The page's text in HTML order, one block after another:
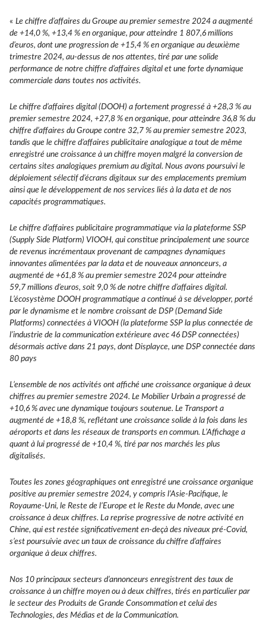
« Le chiffre d’affaires du Groupe au premier semestre 2024 a augmenté
de +14,0 %, +13,4 % en organique, pour atteindre 1 807,6 millions
d’euros, dont une progression de +15,4 % en organique au deuxième
trimestre 2024, au-dessus de nos attentes, tiré par une solide
performance de notre chiffre d’affaires digital et une forte dynamique
commerciale dans toutes nos activités.
Le chiffre d’affaires digital (DOOH) a fortement progressé à +28,3 % au
premier semestre 2024, +27,8 % en organique, pour atteindre 36,8 % du
chiffre d’affaires du Groupe contre 32,7 % au premier semestre 2023,
tandis que le chiffre d’affaires publicitaire analogique a tout de même
enregistré une croissance à un chiffre moyen malgré la conversion de
certains sites analogiques premium au digital. Nous avons poursuivi le
déploiement sélectif d’écrans digitaux sur des emplacements premium
ainsi que le développement de nos services liés à la data et de nos
capacités programmatiques.
Le chiffre d’affaires publicitaire programmatique via la plateforme SSP
(Supply Side Platform) VIOOH, qui constitue principalement une source
de revenus incrémentaux provenant de campagnes dynamiques
innovantes alimentées par la data et de nouveaux annonceurs, a
augmenté de +61,8 % au premier semestre 2024 pour atteindre
59,7 millions d’euros, soit 9,0 % de notre chiffre d’affaires digital.
L’écosystème DOOH programmatique a continué à se développer, porté
par le dynamisme et le nombre croissant de DSP (Demand Side
Platforms) connectées à VIOOH (la plateforme SSP la plus connectée de
l’industrie de la communication extérieure avec 46 DSP connectées)
désormais active dans 21 pays, dont Displayce, une DSP connectée dans
80 pays
L’ensemble de nos activités ont affiché une croissance organique à deux
chiffres au premier semestre 2024. Le Mobilier Urbain a progressé de
+10,6 % avec une dynamique toujours soutenue. Le Transport a
augmenté de +18,8 %, reflétant une croissance solide à la fois dans les
aéroports et dans les réseaux de transports en commun. L’Affichage a
quant à lui progressé de +10,4 %, tiré par nos marchés les plus
digitalisés.
Toutes les zones géographiques ont enregistré une croissance organique
positive au premier semestre 2024, y compris l’Asie-Pacifique, le
Royaume-Uni, le Reste de l’Europe et le Reste du Monde, avec une
croissance à deux chiffres. La reprise progressive de notre activité en
Chine, qui est restée significativement en-deçà des niveaux pré-Covid,
s’est poursuivie avec un taux de croissance du chiffre d’affaires
organique à deux chiffres.
Nos 10 principaux secteurs d’annonceurs enregistrent des taux de
croissance à un chiffre moyen ou à deux chiffres, tirés en particulier par
le secteur des Produits de Grande Consommation et celui des
Technologies, des Médias et de la Communication.